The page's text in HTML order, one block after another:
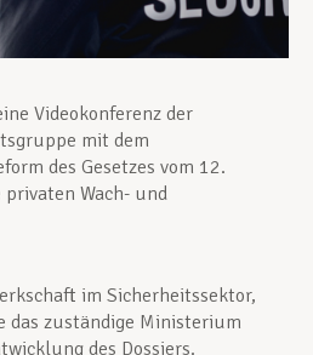
Videokonferenz der
mit dem
des Gesetzes vom 12.
Wach- und
im Sicherheitssektor,
das zuständige Ministerium
des Dossiers.